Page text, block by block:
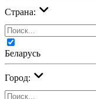
Страна:
Беларусь
Город: